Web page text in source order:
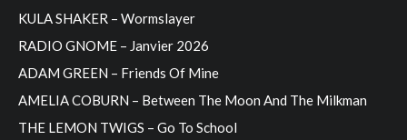
KULA SHAKER – Wormslayer
RADIO GNOME – Janvier 2026
ADAM GREEN – Friends Of Mine
AMELIA COBURN – Between The Moon And The Milkman
THE LEMON TWIGS – Go To School